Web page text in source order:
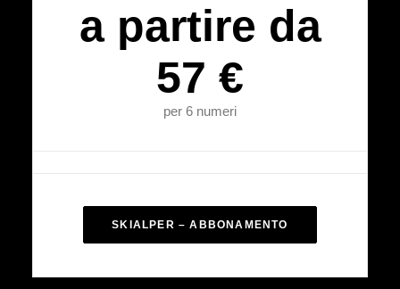
a partire da
57 €
per 6 numeri
SKIALPER – ABBONAMENTO